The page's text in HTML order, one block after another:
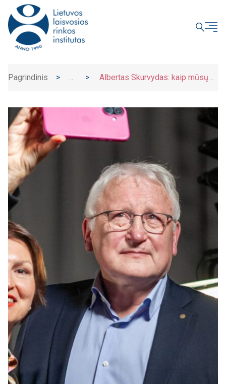
Pagrindinis
>
>
Albertas Skurvydas: kaip mūsų
UŽDARYTI